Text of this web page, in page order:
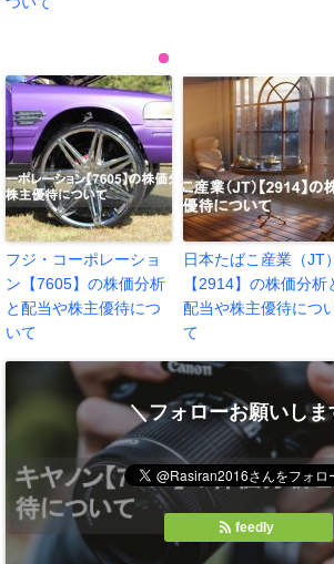
フジ・コーポレーショ
ン【7605】の株価分析
と配当や株主優待につ
いて
日本たばこ産業（JT）
【2914】の株価分析
配当や株主優待につ
て
＼フォローお願いしま
feedly